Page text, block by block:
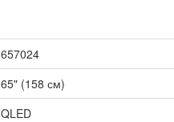
657024
65" (158 см)
QLED